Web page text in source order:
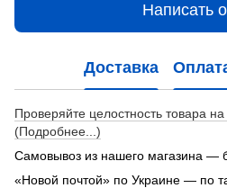
Написать
Доставка
Проверяйте целостность товара
(Подробнее...)
Самовывоз из нашего магазина —
«Новой почтой» по Украине — по